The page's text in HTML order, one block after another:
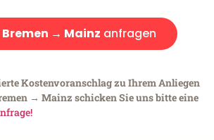
Bremen → Mainz anfragen
Kostenvoranschlag zu Ihrem Anliegen
→ Mainz schicken Sie uns bitte eine